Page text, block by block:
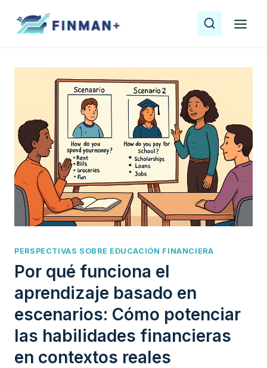
PERSPECTIVAS SOBRE EDUCACIÓN FINANCIERA
Por qué funciona el
aprendizaje basado en
escenarios: Cómo potenciar
las habilidades financieras
en contextos reales